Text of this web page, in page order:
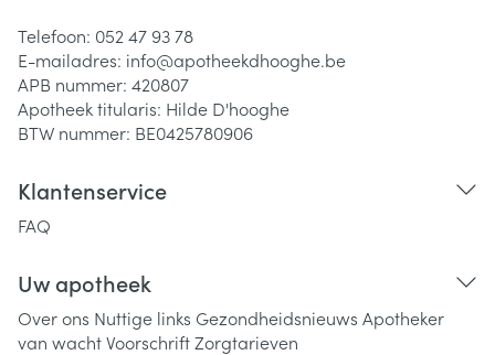
Telefoon: 052 47 93 78
E-mailadres: info@apotheekdhooghe.be
APB nummer: 420807
Apotheek titularis: Hilde D'hooghe
BTW nummer: BE0425780906
Klantenservice
FAQ
Uw apotheek
Over ons Nuttige links Gezondheidsnieuws Apotheker
van wachtVoorschriftZorgtarieven